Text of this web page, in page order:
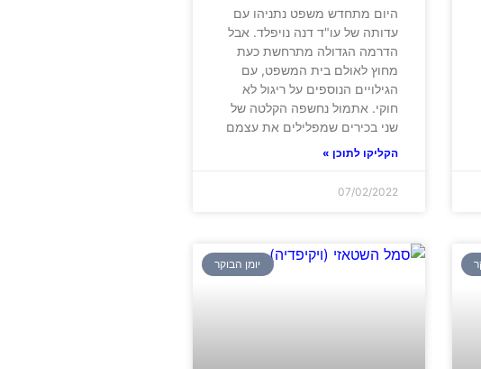
היום מתחדש משפט נתניהו עם
עדותה של עו"ד דנה נויפלד. אבל
הדרמה הגדולה מתרחשת כעת
מחוץ לאולם בית המשפט, עם
הגילויים הנוספים על ריגול לא
חוקי. אתמול נחשפה הקלטה של
שני בכירים שמפלילים את עצמם
הקליקו לתוכן »
07/02/2022
יומן הבוקר